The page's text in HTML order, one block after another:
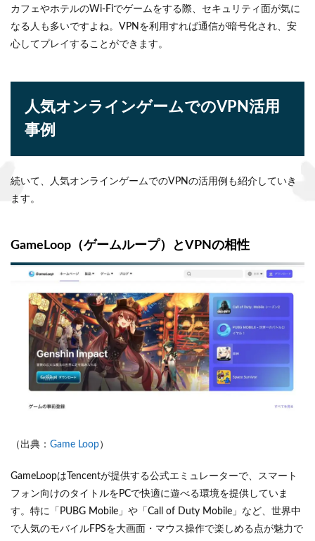
カフェやホテルのWi-Fiでゲームをする際、セキュリティ面が気に
なる人も多いですよね。VPNを利用すれば通信が暗号化され、安
心してプレイすることができます。
人気オンラインゲームでのVPN活用
事例
続いて、人気オンラインゲームでのVPNの活用例も紹介していき
ます。
GameLoop（ゲームループ）とVPNの相性
（出典： Game Loop）
GameLoopはTencentが提供する公式エミュレーターで、スマート
フォン向けのタイトルをPCで快適に遊べる環境を提供していま
す。特に「PUBG Mobile」や「Call of Duty Mobile」など、世界中
で人気のモバイルFPSを大画面・マウス操作で楽しめる点が魅力で